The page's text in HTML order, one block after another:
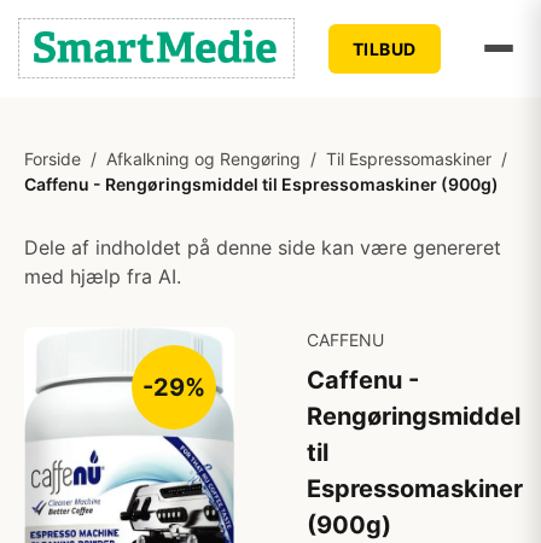
TILBUD
Forside / Afkalkning og Rengøring / Til Espressomaskiner /
Caffenu - Rengøringsmiddel til Espressomaskiner (900g)
Dele af indholdet på denne side kan være genereret
med hjælp fra AI.
-29%
CAFFENU
Caffenu -
Rengøringsmiddel
til
Espressomaskiner
(900g)